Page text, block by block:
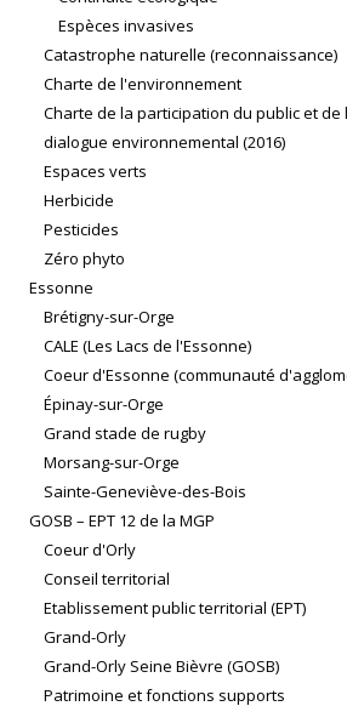
Espèces invasives
Catastrophe naturelle (reconnaissance)
Charte de l'environnement
Charte de la participation du public et
dialogue environnemental (2016)
Espaces verts
Herbicide
Pesticides
Zéro phyto
Essonne
Brétigny-sur-Orge
CALE (Les Lacs de l'Essonne)
Coeur d'Essonne (communauté
Épinay-sur-Orge
Grand stade de rugby
Morsang-sur-Orge
Sainte-Geneviève-des-Bois
GOSB – EPT 12 de la MGP
Coeur d'Orly
Conseil territorial
Etablissement public territorial (EPT)
Grand-Orly
Grand-Orly Seine Bièvre (GOSB)
Patrimoine et fonctions supports